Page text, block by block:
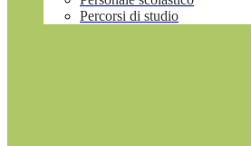
Percorsi di studio